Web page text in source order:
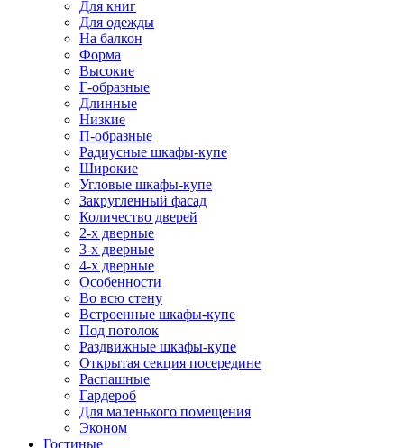
Для книг
Для одежды
На балкон
Форма
Высокие
Г-образные
Длинные
Низкие
П-образные
Радиусные шкафы-купе
Широкие
Угловые шкафы-купе
Закругленный фасад
Количество дверей
2-х дверные
3-х дверные
4-х дверные
Особенности
Во всю стену
Встроенные шкафы-купе
Под потолок
Раздвижные шкафы-купе
Открытая секция посередине
Распашные
Гардероб
Для маленького помещения
Эконом
Гостиные